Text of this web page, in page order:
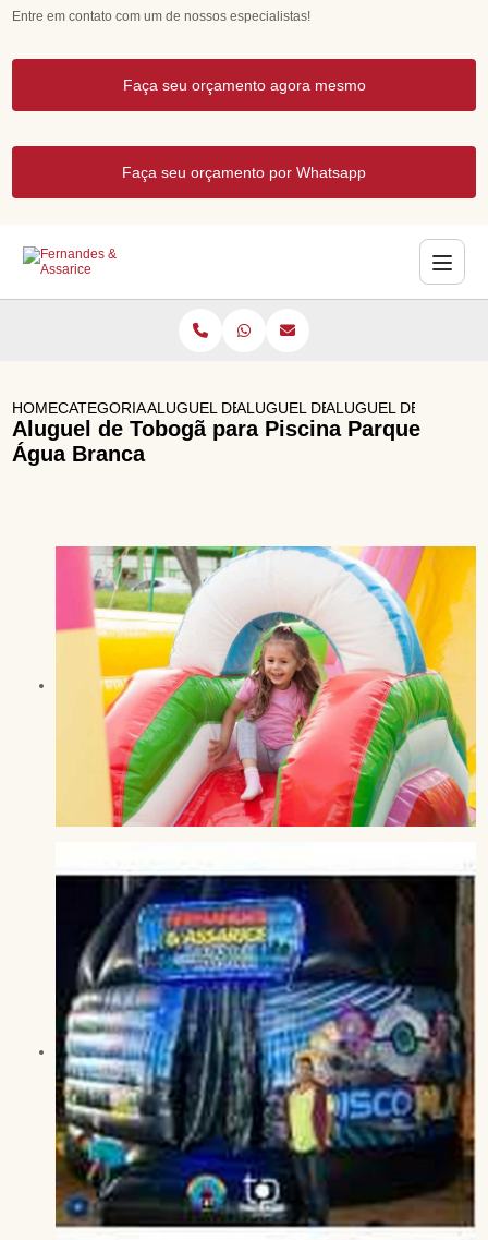
Entre em contato com um de nossos especialistas!
Faça seu orçamento agora mesmo
Faça seu orçamento por Whatsapp
HOMECATEGORIASALUGUEL DE BRINQUEDOS
ALUGUEL DE TOURO MECANICO
ALUGUEL DE
Aluguel de Tobogã para Piscina Parque
Água Branca